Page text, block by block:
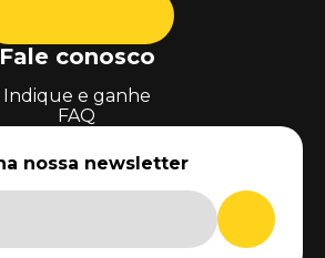
Fale conosco
Indique e ganhe
FAQ
nossa newsletter